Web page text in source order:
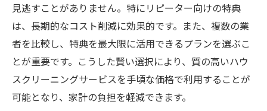
見逃すことがありません。特にリピーター向けの特典
は、長期的なコスト削減に効果的です。また、複数の業
者を比較し、特典を最大限に活用できるプランを選ぶこ
とが重要です。こうした賢い選択により、質の高いハウ
スクリーニングサービスを手頃な価格で利用することが
可能となり、家計の負担を軽減できます。